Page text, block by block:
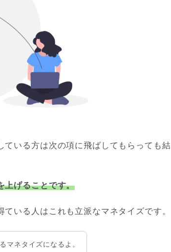
ている方は次の項に飛ばしてもらっても結
上げることです。
いる人はこれも立派なマネタイズです。
マネタイズになるよ。